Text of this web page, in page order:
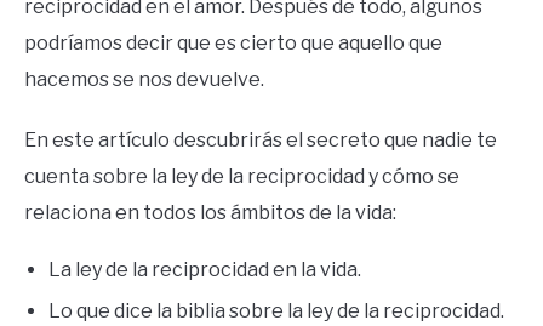
reciprocidad en el amor. Después de todo, algunos
podríamos decir que es cierto que aquello que
hacemos se nos devuelve.
En este artículo descubrirás el secreto que nadie te
cuenta sobre la ley de la reciprocidad y cómo se
relaciona en todos los ámbitos de la vida:
La ley de la reciprocidad en la vida.
Lo que dice la biblia sobre la ley de la reciprocidad.